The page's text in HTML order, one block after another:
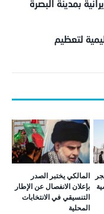
بمدينة البصرة
لتعظيم
المالكي يختبر الصدر
بإعلان الانفصال عن الإطار
التنسيقي في الانتخابات
المحلية